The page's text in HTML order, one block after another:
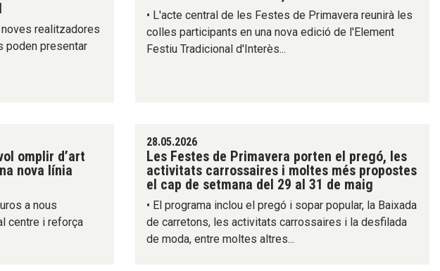
realitzadores
poden presentar
• L'acte central de les Festes de Primavera reunirà les
colles participants en una nova edició de l'Element
Festiu Tradicional d'Interès...
omplir d’art
nova línia
a nous
centre i reforça
28.05.2026
Les Festes de Primavera porten el pregó, les
activitats carrossaires i moltes més propostes
el cap de setmana del 29 al 31 de maig
• El programa inclou el pregó i sopar popular, la Baixada
de carretons, les activitats carrossaires i la desfilada
de moda, entre moltes altres...